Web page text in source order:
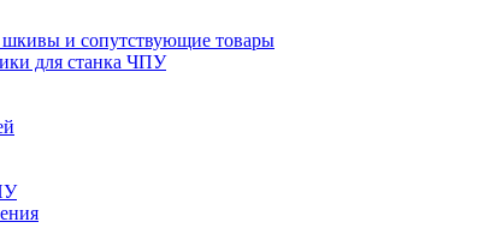
и сопутствующие товары
для станка ЧПУ